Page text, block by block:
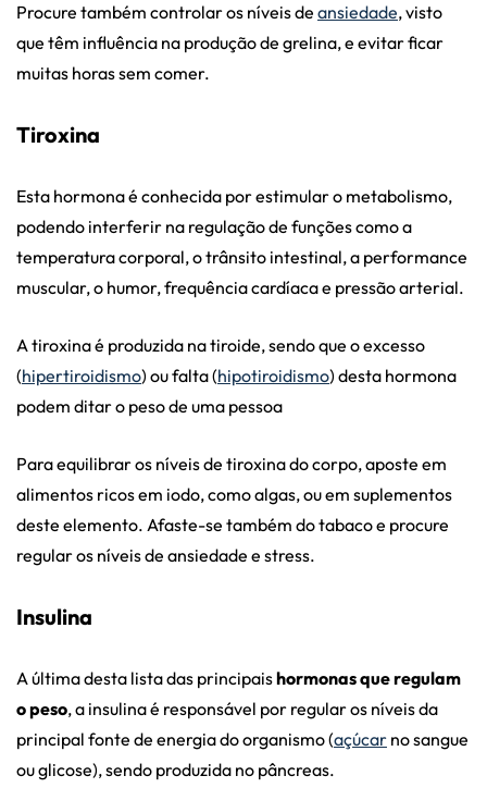
Procure também controlar os níveis de ansiedade, visto
que têm influência na produção de grelina, e evitar ficar
muitas horas sem comer.
Tiroxina
Esta hormona é conhecida por estimular o metabolismo,
podendo interferir na regulação de funções como a
temperatura corporal, o trânsito intestinal, a performance
muscular, o humor, frequência cardíaca e pressão arterial.
A tiroxina é produzida na tiroide, sendo que o excesso
(hipertiroidismo) ou falta (hipotiroidismo) desta hormona
podem ditar o peso de uma pessoa
Para equilibrar os níveis de tiroxina do corpo, aposte em
alimentos ricos em iodo, como algas, ou em suplementos
deste elemento. Afaste-se também do tabaco e procure
regular os níveis de ansiedade e stress.
Insulina
A última desta lista das principaishormonas que regulam
o peso, a insulina é responsável por regular os níveis da
principal fonte de energia do organismo (açúcar no sangue
ou glicose), sendo produzida no pâncreas.